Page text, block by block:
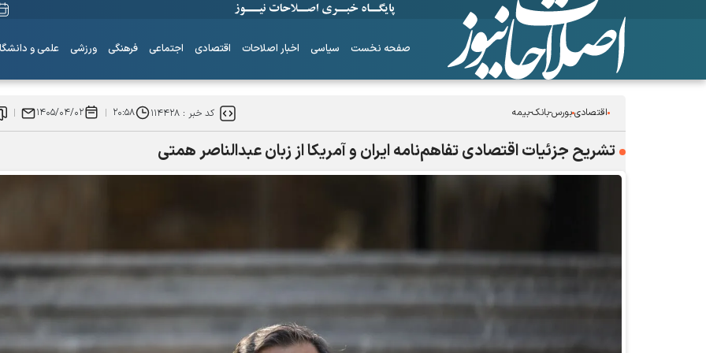
صفحه نخست سیاسی اخبار اصلاحات اقتصادی اجتماعی فرهنگی ورزشی علمی و
اقتصادیبورس-بانک-بیمه کد خبر :۱۱۴۴۲۸ ۲۰:۵۸ ۱۴۰۵/۰۴/۰۲
تشریح جزئیات اقتصادی تفاهم‌نامه ایران و آمریکا از زبان عبدالناصر همتی